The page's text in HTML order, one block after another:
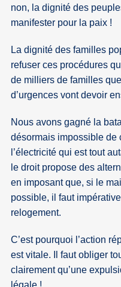
non, la dignité des
manifester pour la paix !
La dignité des familles
refuser ces procédures
de milliers de familles
d’urgences vont devoir
Nous avons gagné la
désormais impossible de
l’électricité qui est tout
le droit propose des
en imposant que, si le
possible, il faut
relogement.
C’est pourquoi l’action
est vitale. Il faut obliger
clairement qu’une